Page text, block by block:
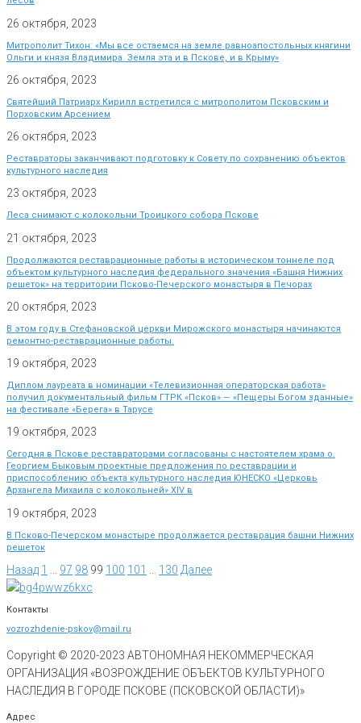
26 октября, 2023
Митрополит Тихон: «Мы все остаемся на земле равноапостольных княгини
Ольги и князя Владимира. Земля эта и в Пскове, и в Крыму»
26 октября, 2023
Святейший Патриарх Кирилл встретился с митрополитом Псковским и
Порховским Арсением
26 октября, 2023
Реставраторы заканчивают подготовку к Совету по сохранению объектов
культурного наследия
23 октября, 2023
Леса снимают с колокольни Троицкого собора Пскове
21 октября, 2023
Продолжаются реставрационные работы в историческом тоннеле под
объектом культурного наследия федерального значения «Башня Нижних
решеток» на территории Псково-Печерского монастыря в Печорах
20 октября, 2023
В этом году в Стефановской церкви Мирожского монастыря начинаются
ремонтно-реставрационные работы.
19 октября, 2023
Диплом лауреата в номинации «Телевизионная операторская работа»
получил документальный фильм ГТРК «Псков» — «Пещеры Богом зданные»
на фестивале «Берега» в Тарусе
19 октября, 2023
Сегодня в Пскове реставраторами согласованы с настоятелем храма о.
Георгием Быковым проектные предложения по реставрации и
приспособлению объекта культурного наследия ЮНЕСКО «Церковь
Архангела Михаила с колокольней» XIV в
19 октября, 2023
В Псково-Печерском монастыре продолжается реставрация башни Нижних
решеток
Назад 1 97 98 99 100 101 130 Далее
Контакты
vozrozhdenie-pskov@mail.ru
Copyright © 2020-2023 АВТОНОМНАЯ НЕКОММЕРЧЕСКАЯ
ОРГАНИЗАЦИЯ «ВОЗРОЖДЕНИЕ ОБЪЕКТОВ КУЛЬТУРНОГО
НАСЛЕДИЯ В ГОРОДЕ ПСКОВЕ (ПСКОВСКОЙ ОБЛАСТИ)»
Адрес